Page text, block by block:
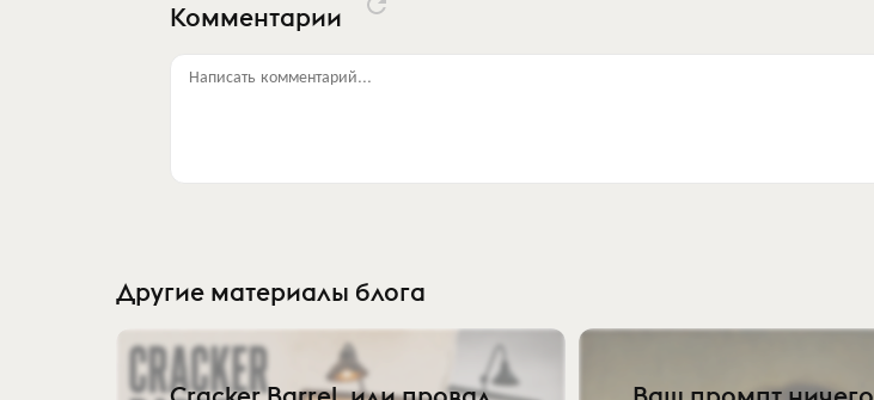
Комментарии
Написать комментарий...
Другие материалы блога